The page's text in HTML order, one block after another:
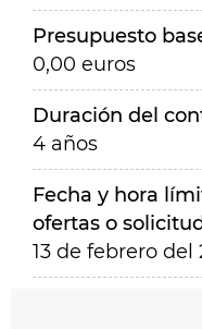
Presupuesto
0,00 euros
Duración del
4 años
Fecha y hora
ofertas o
13 de febrero del